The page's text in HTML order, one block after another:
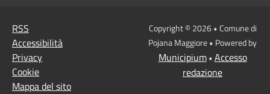
RSS
Accessibilità
Privacy
Cookie
Mappa del sito
Copyright © 2026 • Comune di
Pojana Maggiore • Powered by
Municipium• Accesso
redazione